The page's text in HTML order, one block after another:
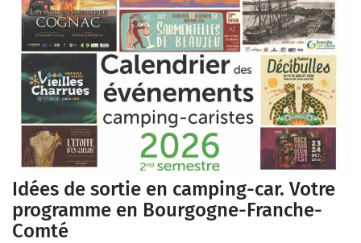
Idées de sortie en camping-car. Votre
programme en Bourgogne-Franche-
Comté